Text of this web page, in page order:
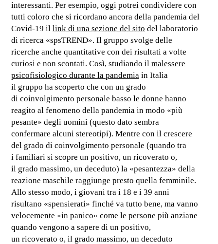
interessanti. Per esempio, oggi potrei condividere con
tutti coloro che si ricordano ancora della pandemia del
Covid-19 il link di una sezione del sito del laboratorio
di ricerca «spsTREND». Il gruppo svolge delle
ricerche anche quantitative con dei risultati a volte
curiosi e non scontati. Così, studiando il malessere
psicofisiologico durante la pandemia in Italia
il gruppo ha scoperto che con un grado
di coinvolgimento personale basso le donne hanno
reagito al fenomeno della pandemia in modo «più
pesante» degli uomini (questo dato sembra
confermare alcuni stereotipi). Mentre con il crescere
del grado di coinvolgimento personale (quando tra
i familiari si scopre un positivo, un ricoverato o,
il grado massimo, un deceduto) la «pesantezza» della
reazione maschile raggiunge presto quella femminile.
Allo stesso modo, i giovani tra i 18 e i 39 anni
risultano «spensierati» finché va tutto bene, ma vanno
velocemente «in panico» come le persone più anziane
quando vengono a sapere di un positivo,
un ricoverato o, il grado massimo, un deceduto